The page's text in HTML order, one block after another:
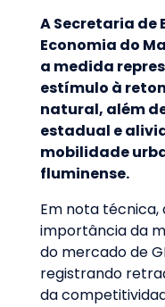
A Secretaria de
Economia do
a medida
estímulo à
natural, além
estadual e
mobilidade
fluminense.
Em nota técnica,
importância da
do mercado de
registrando
da